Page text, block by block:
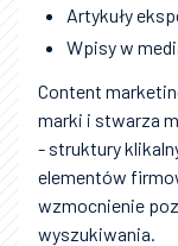
Artykuły
Wpisy w
Content
marki i stwarza
- struktury
elementów
wzmocnienie
wyszukiwania.